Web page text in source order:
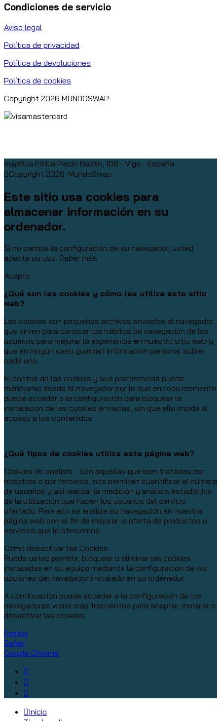
Condiciones de servicio
Aviso legal
Política de privacidad
Política de devoluciones
Política de cookies
Copyright 2026 MUNDOSWAP
mapRúa Emilia Pardo Bazán, 108 - Vigo - España
Copyright 2026. MundoSwap.
Este sitio usa cookies para
almacenar información en su
ordenador.
Si no cambia la configuración de su navegador, usted
acepta su uso. Saber más
Acepto
¿Qué son las cookies y cómo las utiliza este sitio
web?
Las cookies son pequeños archivos enviados al navegador
que sirven para conocer los hábitos de navegación de los
usuarios para mejorar la experiencia en nuestro sitio web y
que en ningún caso guardan información personal sobre
cada uno.
El control de las cookies y sus preferencias puede
manejarse desde el navegador por lo que en todo momento
puede acceder a la configuración para bloquear la
instalación de las cookies enviadas, sin que ello impida al
acceso a los contenidos
¿Qué tipos de cookies utiliza esta página web?
Cookies de análisis - Son aquéllas que bien tratadas por
nosotros o por terceros, nos permiten cuantificar el número
de usuarios y así realizar la medición y análisis estadístico
de la utilización que hacen los usuarios del servicio
ofertado. Para ello se analiza su navegación en nuestra
página web con el fin de mejorar la oferta de productos o
servicios que le ofrecemos.
Cómo desactivar las Cookies
Puede usted permitir, bloquear o eliminar las cookies
instaladas en su equipo mediante la configuración de las
opciones del navegador instalado en su ordenador.
A continuación puede acceder a la configuración de los
navegadores webs más frecuentes para aceptar, instalar o
desactivar las cookies:
Firefox
Safari
Google Chrome
Inicio